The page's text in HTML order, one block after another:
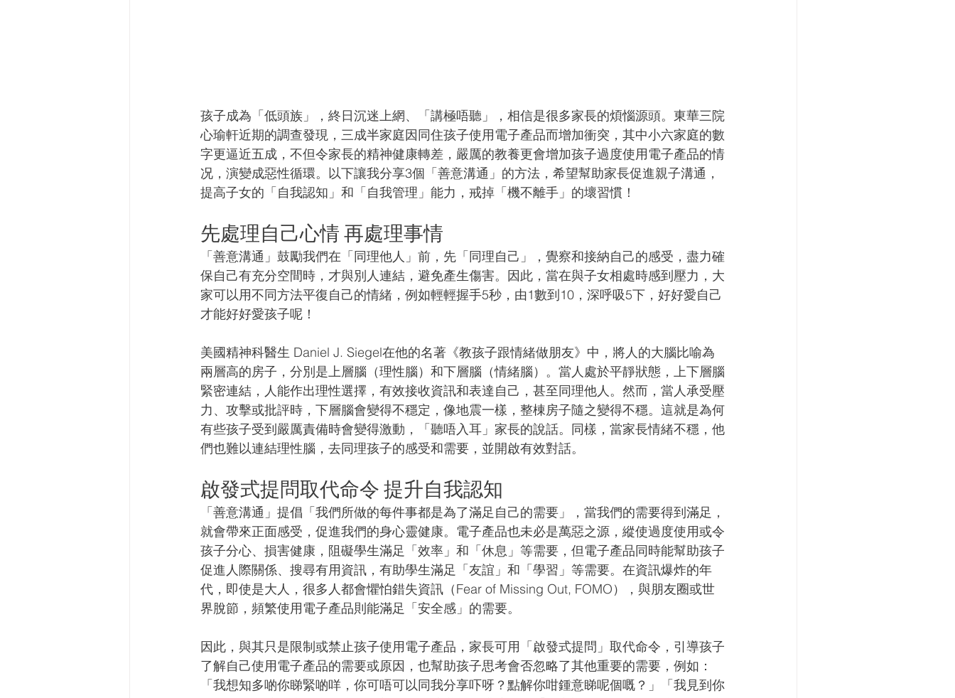
孩子成為「低頭族」，終日沉迷上網、「講極唔聽」，相信是很多家長的煩惱源頭。東華三院
心瑜軒近期的調查發現，三成半家庭因同住孩子使用電子產品而增加衝突，其中小六家庭的數
字更逼近五成，不但令家長的精神健康轉差，嚴厲的教養更會增加孩子過度使用電子產品的情
况，演變成惡性循環。以下讓我分享3個「善意溝通」的方法，希望幫助家長促進親子溝通，
提高子女的「自我認知」和「自我管理」能力，戒掉「機不離手」的壞習慣！
先處理自己心情 再處理事情
「善意溝通」鼓勵我們在「同理他人」前，先「同理自己」，覺察和接納自己的感受，盡力確
保自己有充分空間時，才與別人連結，避免產生傷害。因此，當在與子女相處時感到壓力，大
家可以用不同方法平復自己的情緒，例如輕輕握手5秒，由1數到10，深呼吸5下，好好愛自己
才能好好愛孩子呢！
美國精神科醫生 Daniel J. Siegel在他的名著《教孩子跟情緒做朋友》中，將人的大腦比喻為
兩層高的房子，分別是上層腦（理性腦）和下層腦（情緒腦）。當人處於平靜狀態，上下層腦
緊密連結，人能作出理性選擇，有效接收資訊和表達自己，甚至同理他人。然而，當人承受壓
力、攻擊或批評時，下層腦會變得不穩定，像地震一樣，整棟房子隨之變得不穩。這就是為何
有些孩子受到嚴厲責備時會變得激動，「聽唔入耳」家長的說話。同樣，當家長情緒不穩，他
們也難以連結理性腦，去同理孩子的感受和需要，並開啟有效對話。
啟發式提問取代命令 提升自我認知
「善意溝通」提倡「我們所做的每件事都是為了滿足自己的需要」，當我們的需要得到滿足，
就會帶來正面感受，促進我們的身心靈健康。電子產品也未必是萬惡之源，縱使過度使用或令
孩子分心、損害健康，阻礙學生滿足「效率」和「休息」等需要，但電子產品同時能幫助孩子
促進人際關係、搜尋有用資訊，有助學生滿足「友誼」和「學習」等需要。在資訊爆炸的年
代，即使是大人，很多人都會懼怕錯失資訊（Fear of Missing Out, FOMO），與朋友圈或世
界脫節，頻繁使用電子產品則能滿足「安全感」的需要。
因此，與其只是限制或禁止孩子使用電子產品，家長可用「啟發式提問」取代命令，引導孩子
了解自己使用電子產品的需要或原因，也幫助孩子思考會否忽略了其他重要的需要，例如：
「我想知多啲你睇緊啲咩，你可唔可以同我分享吓呀？點解你咁鍾意睇呢個嘅？」「我見到你